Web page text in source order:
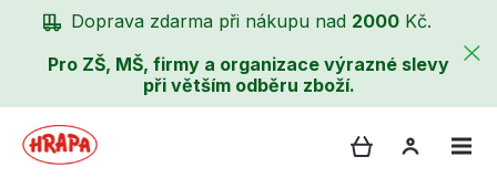
Doprava zdarma při nákupu nad 2000 Kč.
Pro ZŠ, MŠ, firmy a organizace výrazné slevy
při větším odběru zboží.